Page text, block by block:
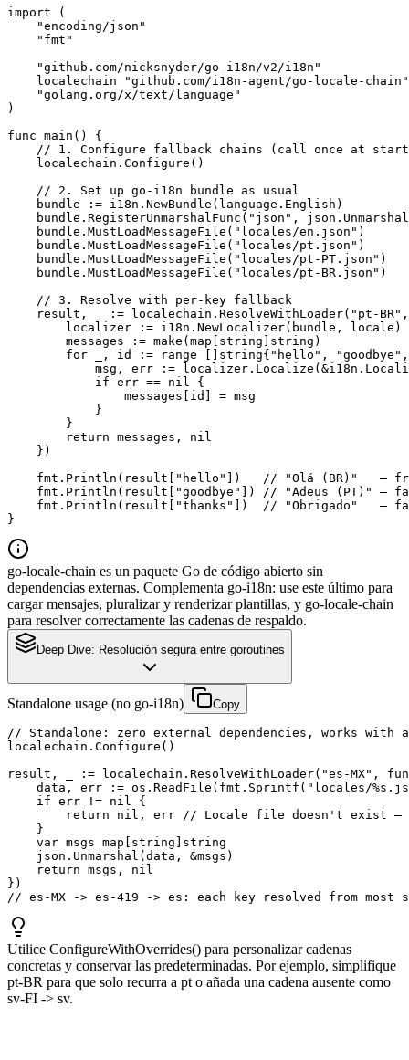
import (
    "encoding/json"
    "fmt"
    "github.com/nicksnyder/go-i18n/v2/i18n"
    localechain "github.com/i18n-agent/go-locale-chain"
    "golang.org/x/text/language"
)
func main() {
// 1. Configure fallback chains (call once at
    localechain.Configure()
    // 2. Set up go-i18n bundle as usual
    bundle := i18n.NewBundle(language.English)
bundle.RegisterUnmarshalFunc("json",
    bundle.MustLoadMessageFile("locales/en.json")
    bundle.MustLoadMessageFile("locales/pt.json")
    bundle.MustLoadMessageFile("locales/pt-PT.json")
    bundle.MustLoadMessageFile("locales/pt-BR.json")
    // 3. Resolve with per-key fallback
result, _ := localechain.ResolveWithLoader("pt-
        localizer := i18n.NewLocalizer(bundle, locale)
        messages := make(map[string]string)
for _, id := range []string{"hello",
msg, err :=
            if err == nil {
                messages[id] = msg
            }
        }
        return messages, nil
    })
fmt.Println(result["hello"])   // "Olá (BR)"   —
fmt.Println(result["goodbye"]) // "Adeus (PT)" —
fmt.Println(result["thanks"])  // "Obrigado"   —
}
go-locale-chain es un paquete Go de código abierto sin
dependencias externas. Complementa go-i18n: use este último para
cargar mensajes, pluralizar y renderizar plantillas, y go-locale-chain
para resolver correctamente las cadenas de respaldo.
Deep Dive: Resolución segura entre goroutines
Standalone usage (no go-i18n) Copy
// Standalone: zero external dependencies, works with
localechain.Configure()
result, _ := localechain.ResolveWithLoader("es-
data, err := os.ReadFile(fmt.Sprintf("locales/
    if err != nil {
return nil, err // Locale file doesn't exist —
    }
    var msgs map[string]string
    json.Unmarshal(data, &msgs)
    return msgs, nil
})
// es-MX -> es-419 -> es: each key resolved from
Utilice ConfigureWithOverrides() para personalizar cadenas
concretas y conservar las predeterminadas. Por ejemplo, simplifique
pt-BR para que solo recurra a pt o añada una cadena ausente como
sv-FI -> sv.